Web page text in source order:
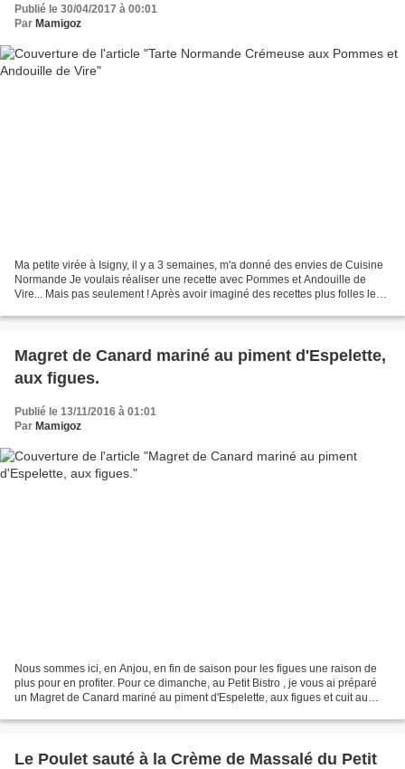
Publié le 30/04/2017 à 00:01
Par Mamigoz
Ma petite virée à Isigny, il y a 3 semaines, m'a donné des envies de Cuisine
Normande Je voulais réaliser une recette avec Pommes et Andouille de
Vire... Mais pas seulement ! Après avoir imaginé des recettes plus folles les
Magret de Canard mariné au piment d'Espelette,
aux figues.
Publié le 13/11/2016 à 01:01
Par Mamigoz
Nous sommes ici, en Anjou, en fin de saison pour les figues une raison de
plus pour en profiter. Pour ce dimanche, au Petit Bistro , je vous ai préparé
un Magret de Canard mariné au piment d'Espelette, aux figues et cuit au
Le Poulet sauté à la Crème de Massalé du Petit